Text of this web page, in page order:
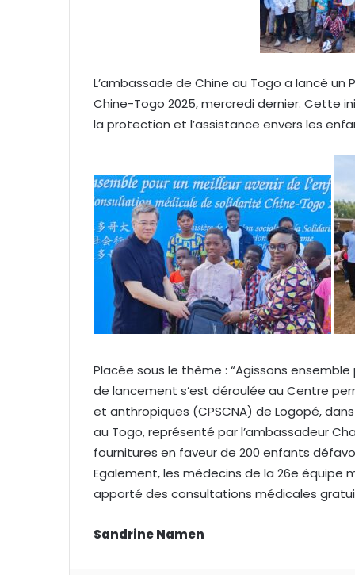
o
u
r
i
e
l
L’ambassade de Chine au Togo a lancé
Chine-Togo 2025, mercredi dernier. Cette
la protection et l’assistance envers les
Placée sous le thème : “Agissons
de lancement s’est déroulée au Centre
et anthropiques (CPSCNA) de Logopé,
au Togo, représenté par l’ambassadeur
fournitures en faveur de 200 enfants
Egalement, les médecins de la 26e équipe
apporté des consultations médicales
Sandrine Namen